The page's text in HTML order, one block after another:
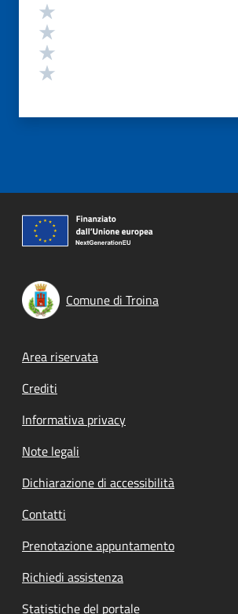
Comune di Troina
Footer menu
Area riservata
Crediti
Informativa privacy
Note legali
Dichiarazione di accessibilità
Contatti
Prenotazione appuntamento
Richiedi assistenza
Statistiche del portale